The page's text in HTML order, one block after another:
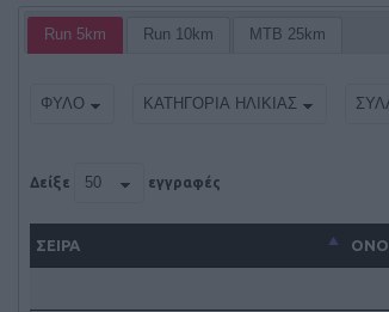
Run 5km Run 10km MTB 25km
Δείξε εγγραφές
ΣΕΙΡΑ